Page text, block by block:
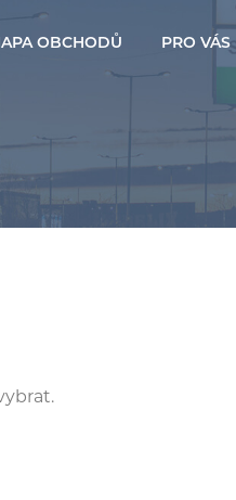
OBCHODŮ PRO VÁS
Dárkové poukazy